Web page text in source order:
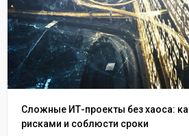
Сложные ИТ-проекты без хаоса:
рисками и соблюсти сроки